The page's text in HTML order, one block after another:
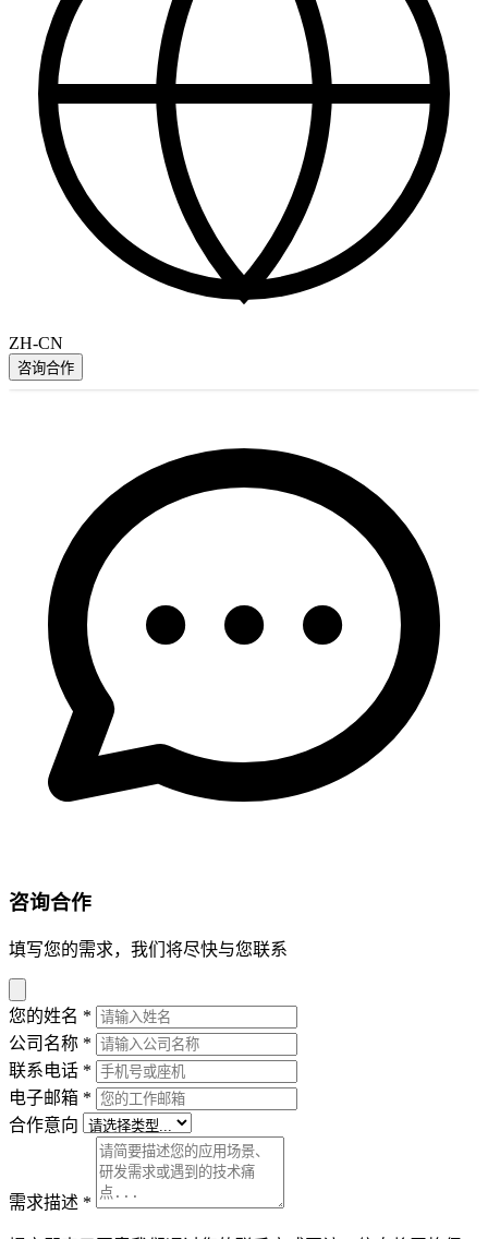
ZH-CN
咨询合作
咨询合作
填写您的需求，我们将尽快与您联系
您的姓名 *
公司名称 *
联系电话 *
电子邮箱 *
合作意向
需求描述 *